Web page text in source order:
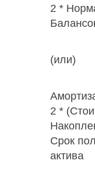
2 *
(или)
2 *
Срок
актива